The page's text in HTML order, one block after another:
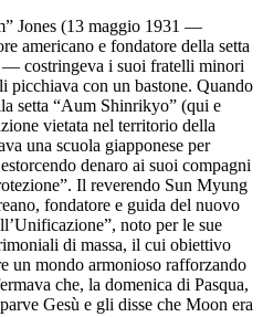
Jones (13 maggio 1931 —
americano e fondatore della setta
— costringeva i suoi fratelli minori
picchiava con un bastone. Quando
setta “Aum Shinrikyo” (qui e
vietata nel territorio della
una scuola giapponese per
denaro ai suoi compagni
Il reverendo Sun Myung
fondatore e guida del nuovo
noto per le sue
di massa, il cui obiettivo
un mondo armonioso rafforzando
che, la domenica di Pasqua,
Gesù e gli disse che Moon era